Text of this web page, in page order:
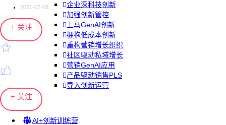
企业深科技创新
加强创新管控
上马GenAI创新
拥抱低成本创新
重构营销增长组织
社区驱动私域增长
营销GenAI应用
产品驱动销售PLS
导入创新运营
AI+创新训练营
2021-07-08
+ 关注
+ 关注